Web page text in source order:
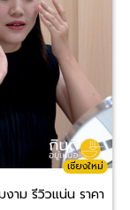
เชียงใหม่
าม รีวิวแน่น ราคา